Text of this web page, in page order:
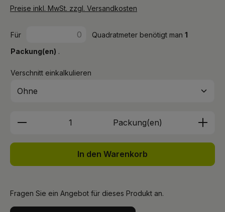
Preise inkl. MwSt. zzgl. Versandkosten
Für Quadratmeter benötigt man 1
Packung(en) .
Verschnitt einkalkulieren
Produkt Anzahl: Gib den
Packung(en)
In den Warenkorb
Fragen Sie ein Angebot für dieses Produkt an.